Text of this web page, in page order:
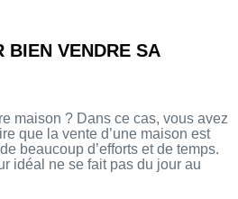
BIEN VENDRE SA
maison ? Dans ce cas, vous avez
que la vente d’une maison est
beaucoup d’efforts et de temps.
idéal ne se fait pas du jour au